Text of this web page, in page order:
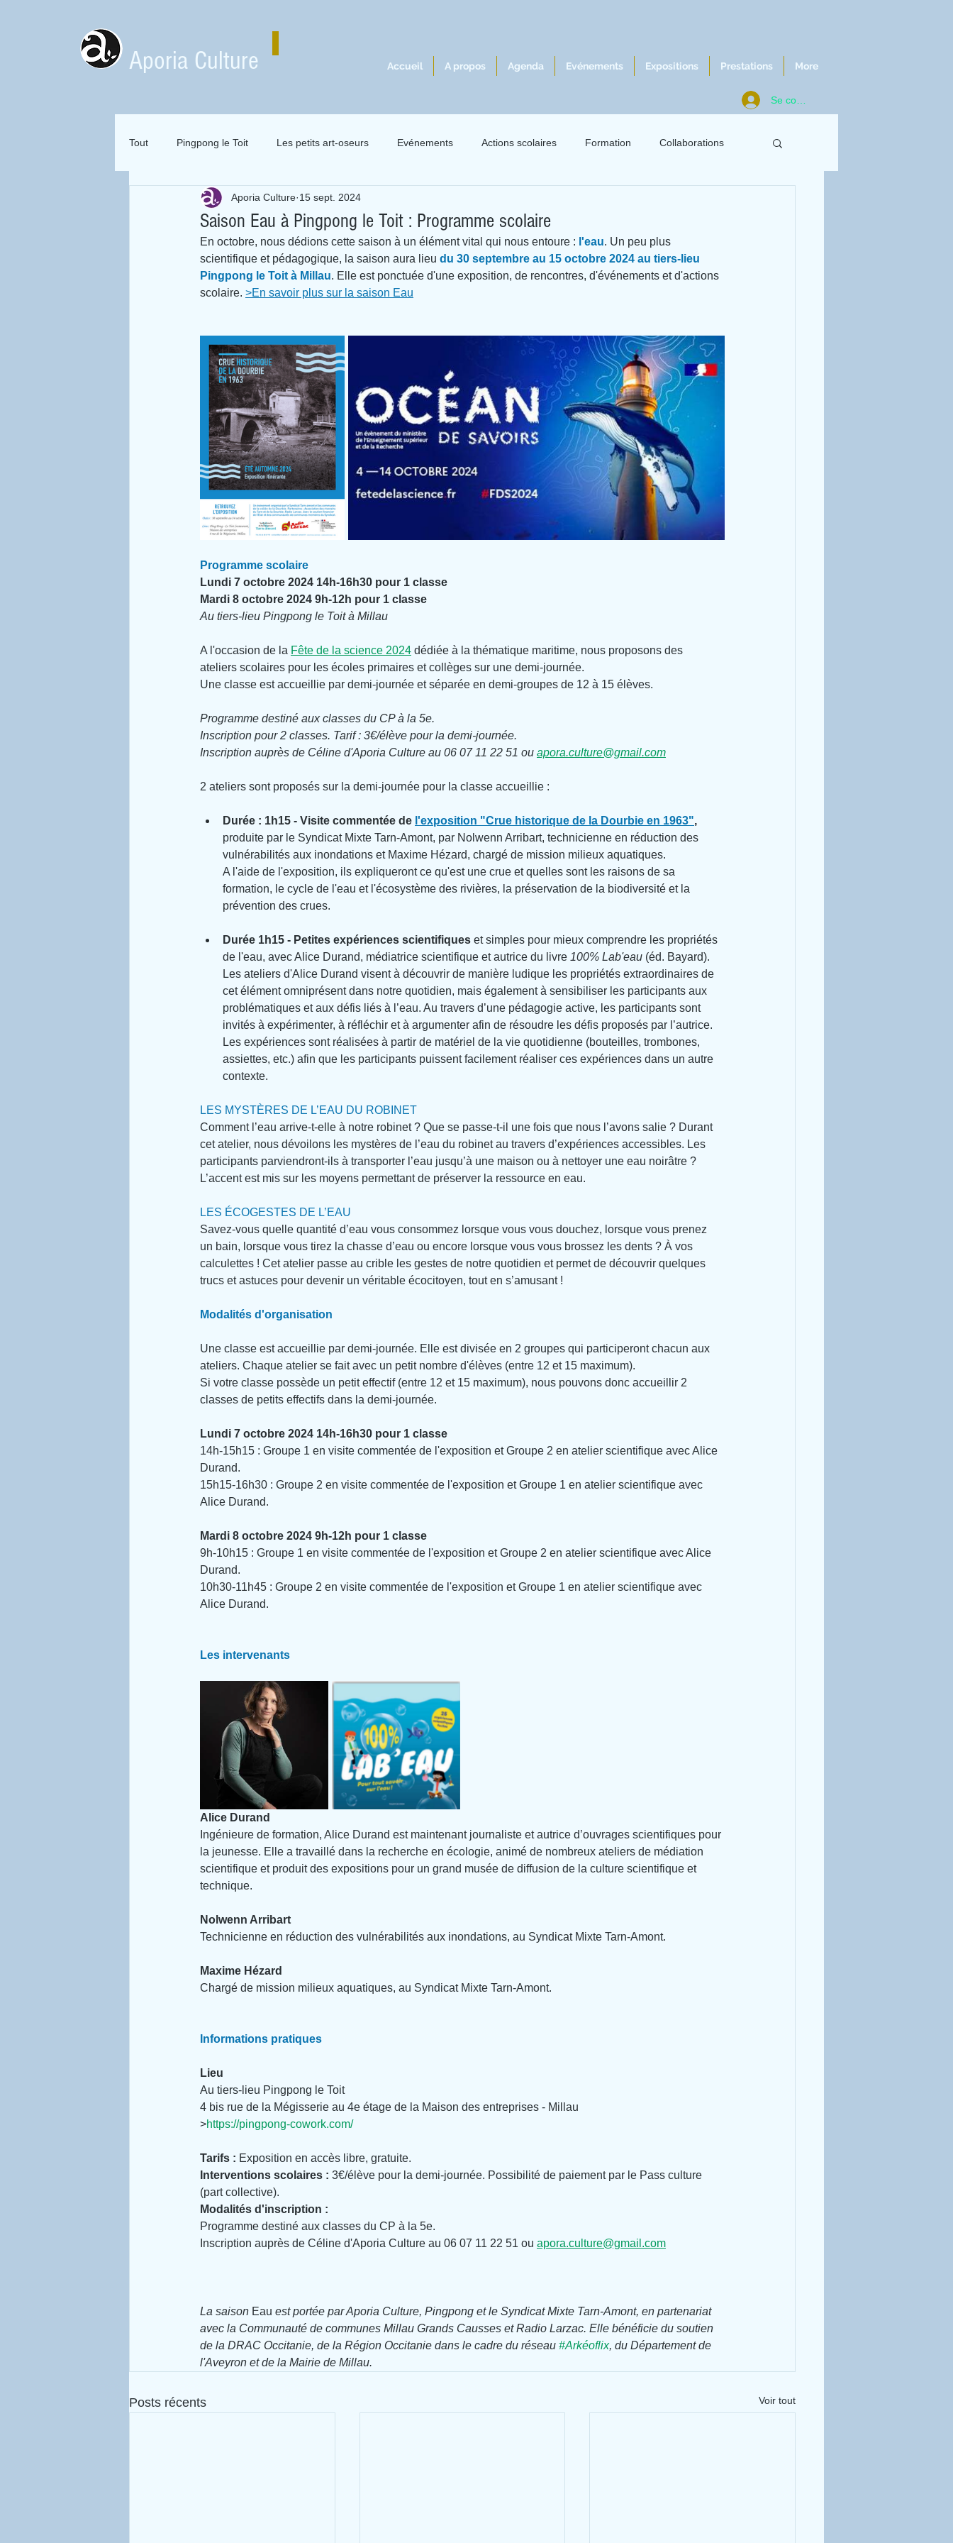
Aporia Culture Accueil A propos Agenda Evénements Expositions Prestations More
Se connecter
Tout Pingpong le Toit Les petits art-oseurs Evénements Actions scolaires Formation Collaborations
Zai Zai Zai Zai Attitude Merveilles 2021
Expositions en location
Saison Eau à Pingpong le Toit : Programme scolaire
Aporia Culture 15 sept. 2024
En octobre, nous dédions cette saison à un élément vital qui nous entoure : l'eau. Un peu plus
scientifique et pédagogique, la saison aura lieu du 30 septembre au 15 octobre 2024 au tiers-lieu
Pingpong le Toit à Millau. Elle est ponctuée d'une exposition, de rencontres, d'événements et d'actions
scolaire. >En savoir plus sur la saison Eau
Programme scolaire
Lundi 7 octobre 2024 14h-16h30 pour 1 classe
Mardi 8 octobre 2024 9h-12h pour 1 classe
Au tiers-lieu Pingpong le Toit à Millau
A l'occasion de la Fête de la science 2024 dédiée à la thématique maritime, nous proposons des
ateliers scolaires pour les écoles primaires et collèges sur une demi-journée.
Une classe est accueillie par demi-journée et séparée en demi-groupes de 12 à 15 élèves.
Programme destiné aux classes du CP à la 5e.
Inscription pour 2 classes. Tarif : 3€/élève pour la demi-journée.
Inscription auprès de Céline d'Aporia Culture au 06 07 11 22 51 ou apora.culture@gmail.com
2 ateliers sont proposés sur la demi-journée pour la classe accueillie :
Durée : 1h15 - Visite commentée de l'exposition "Crue historique de la Dourbie en 1963",
produite par le Syndicat Mixte Tarn-Amont, par Nolwenn Arribart, technicienne en réduction des
vulnérabilités aux inondations et Maxime Hézard, chargé de mission milieux aquatiques.
A l'aide de l'exposition, ils expliqueront ce qu'est une crue et quelles sont les raisons de sa
formation, le cycle de l'eau et l'écosystème des rivières, la préservation de la biodiversité et la
prévention des crues.
Durée 1h15 - Petites expériences scientifiques et simples pour mieux comprendre les propriétés
de l'eau, avec Alice Durand, médiatrice scientifique et autrice du livre 100% Lab'eau (éd. Bayard).
Les ateliers d'Alice Durand visent à découvrir de manière ludique les propriétés extraordinaires de
cet élément omniprésent dans notre quotidien, mais également à sensibiliser les participants aux
problématiques et aux défis liés à l’eau. Au travers d’une pédagogie active, les participants sont
invités à expérimenter, à réfléchir et à argumenter afin de résoudre les défis proposés par l’autrice.
Les expériences sont réalisées à partir de matériel de la vie quotidienne (bouteilles, trombones,
assiettes, etc.) afin que les participants puissent facilement réaliser ces expériences dans un autre
contexte.
LES MYSTÈRES DE L’EAU DU ROBINET
Comment l’eau arrive-t-elle à notre robinet ? Que se passe-t-il une fois que nous l’avons salie ? Durant
cet atelier, nous dévoilons les mystères de l’eau du robinet au travers d’expériences accessibles. Les
participants parviendront-ils à transporter l’eau jusqu’à une maison ou à nettoyer une eau noirâtre ?
L’accent est mis sur les moyens permettant de préserver la ressource en eau.
LES ÉCOGESTES DE L’EAU
Savez-vous quelle quantité d’eau vous consommez lorsque vous vous douchez, lorsque vous prenez
un bain, lorsque vous tirez la chasse d’eau ou encore lorsque vous vous brossez les dents ? À vos
calculettes ! Cet atelier passe au crible les gestes de notre quotidien et permet de découvrir quelques
trucs et astuces pour devenir un véritable écocitoyen, tout en s’amusant !
Modalités d'organisation
Une classe est accueillie par demi-journée. Elle est divisée en 2 groupes qui participeront chacun aux
ateliers. Chaque atelier se fait avec un petit nombre d'élèves (entre 12 et 15 maximum).
Si votre classe possède un petit effectif (entre 12 et 15 maximum), nous pouvons donc accueillir 2
classes de petits effectifs dans la demi-journée.
Lundi 7 octobre 2024 14h-16h30 pour 1 classe
14h-15h15 : Groupe 1 en visite commentée de l'exposition et Groupe 2 en atelier scientifique avec Alice
Durand.
15h15-16h30 : Groupe 2 en visite commentée de l'exposition et Groupe 1 en atelier scientifique avec
Alice Durand.
Mardi 8 octobre 2024 9h-12h pour 1 classe
9h-10h15 : Groupe 1 en visite commentée de l'exposition et Groupe 2 en atelier scientifique avec Alice
Durand.
10h30-11h45 : Groupe 2 en visite commentée de l'exposition et Groupe 1 en atelier scientifique avec
Alice Durand.
Les intervenants
Alice Durand
Ingénieure de formation, Alice Durand est maintenant journaliste et autrice d’ouvrages scientifiques pour
la jeunesse. Elle a travaillé dans la recherche en écologie, animé de nombreux ateliers de médiation
scientifique et produit des expositions pour un grand musée de diffusion de la culture scientifique et
technique.
Nolwenn Arribart
Technicienne en réduction des vulnérabilités aux inondations, au Syndicat Mixte Tarn-Amont.
Maxime Hézard
Chargé de mission milieux aquatiques, au Syndicat Mixte Tarn-Amont.
Informations pratiques
Lieu
Au tiers-lieu Pingpong le Toit
4 bis rue de la Mégisserie au 4e étage de la Maison des entreprises - Millau
>https://pingpong-cowork.com/
Tarifs : Exposition en accès libre, gratuite.
Interventions scolaires : 3€/élève pour la demi-journée. Possibilité de paiement par le Pass culture
(part collective).
Modalités d'inscription :
Programme destiné aux classes du CP à la 5e.
Inscription auprès de Céline d'Aporia Culture au 06 07 11 22 51 ou apora.culture@gmail.com
La saison Eau est portée par Aporia Culture, Pingpong et le Syndicat Mixte Tarn-Amont, en partenariat
avec la Communauté de communes Millau Grands Causses et Radio Larzac. Elle bénéficie du soutien
de la DRAC Occitanie, de la Région Occitanie dans le cadre du réseau #Arkéoflix, du Département de
l'Aveyron et de la Mairie de Millau.
Posts récents Voir tout